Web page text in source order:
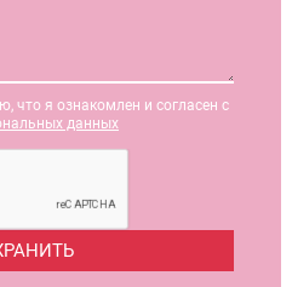
что я ознакомлен и согласен с
данных